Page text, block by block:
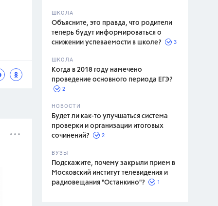
ШКОЛА
Объясните, это правда, что родители
теперь будут информироваться о
снижении успеваемости в школе?
3
ШКОЛА
Когда в 2018 году намечено
проведение основного периода ЕГЭ?
2
НОВОСТИ
Будет ли как-то улучшаться система
проверки и организации итоговых
сочинений?
2
ВУЗЫ
Подскажите, почему закрыли прием в
Московский институт телевидения и
радиовещания "Останкино"?
1